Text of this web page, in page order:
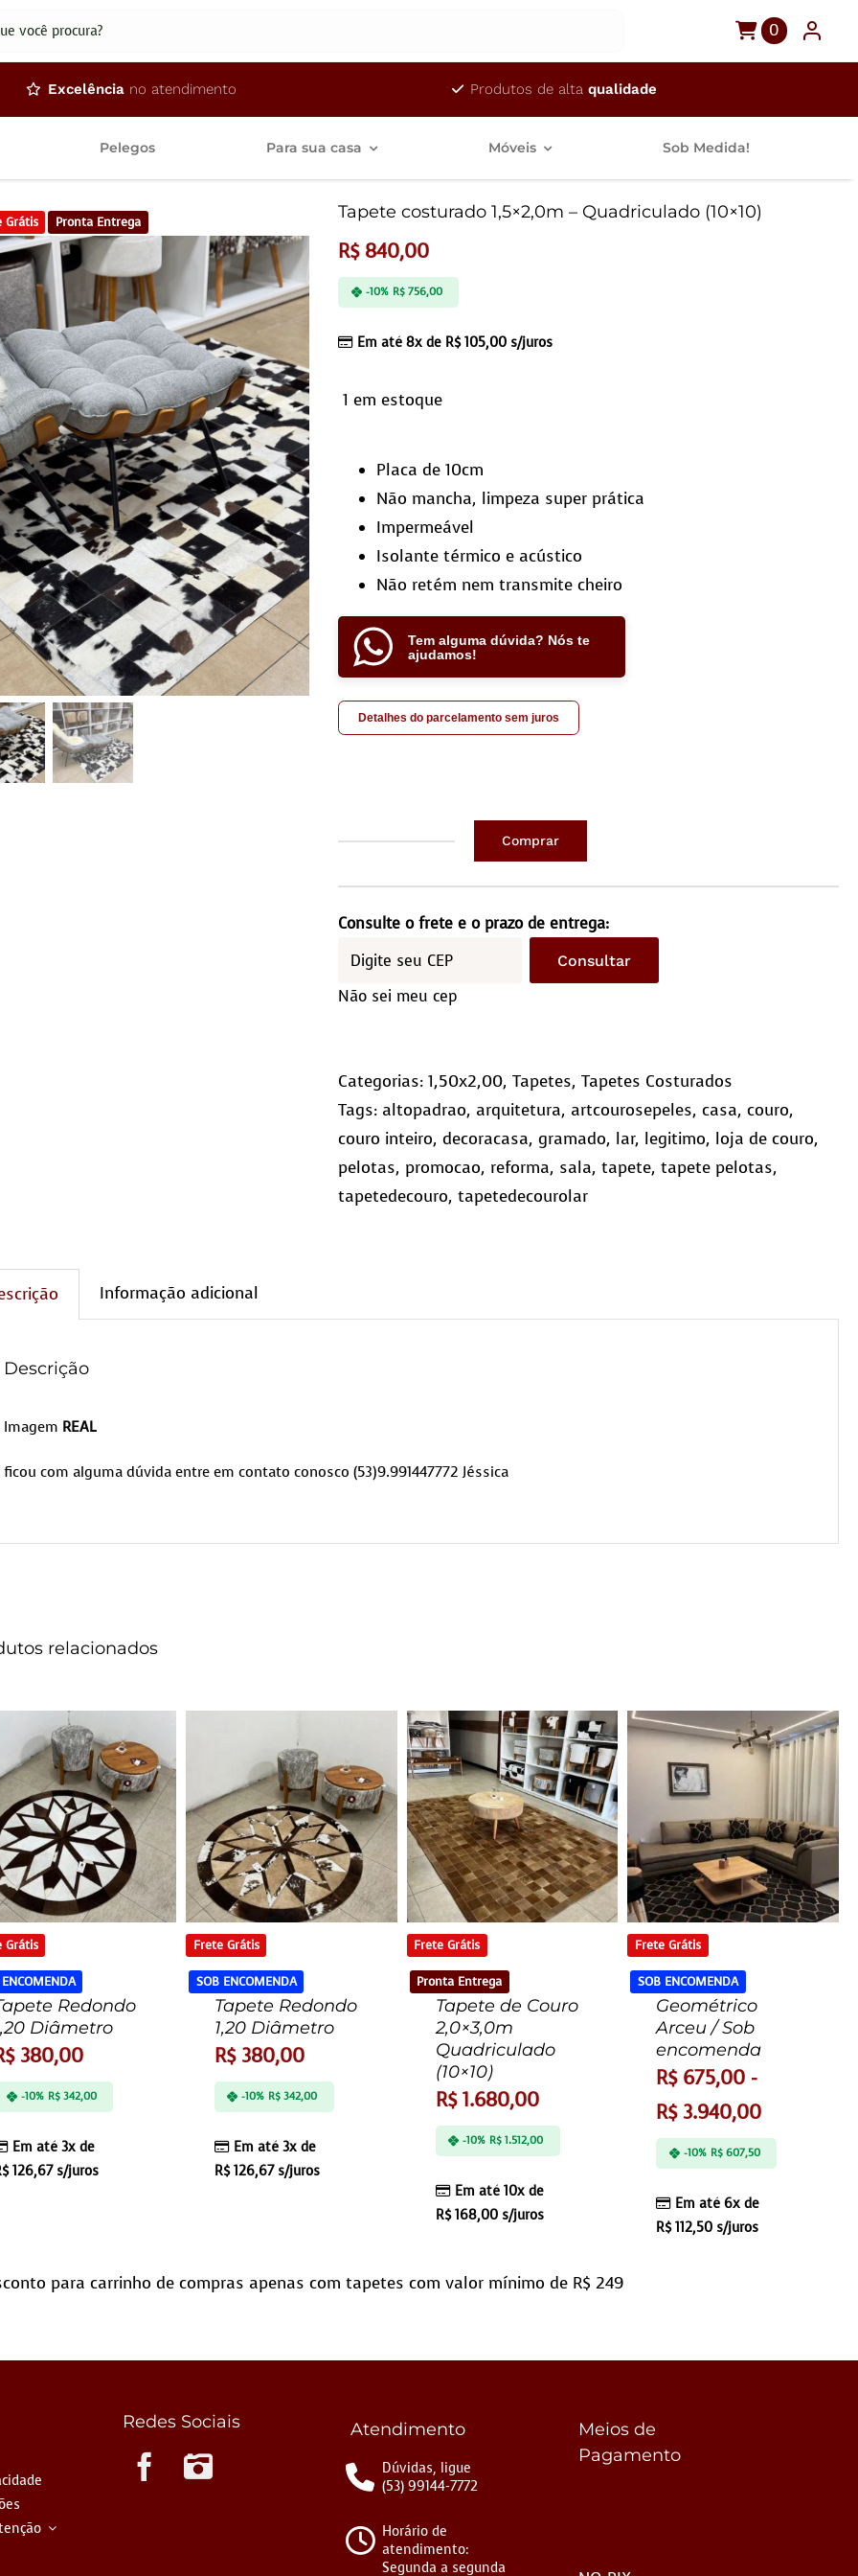
0
Excelência no atendimento Produtos de altaqualidade
Pelegos Para sua casa Móveis Sob Medida!
Grátis Pronta Entrega Tapete costurado 1,5×2,0m – Quadriculado (10×10)
R$840,00
Em até 8x de R$105,00 s/juros
-10% R$756,00
1 em estoque
Placa de 10cm
Não mancha, limpeza super prática
Impermeável
Isolante térmico e acústico
Não retém nem transmite cheiro
Tem alguma dúvida? Nós te
ajudamos!
Detalhes do parcelamento sem juros
costurado
1,5×2,0m
Quadriculado
(10×10)
Comprar
Consulte o frete e o prazo de entrega:
Consultar
Não sei meu cep
Categorias:1,50x2,00,Tapetes,Tapetes Costurados
Tags: altopadrao, arquitetura, artcourosepeles,casa,couro,
couro inteiro,decoracasa,gramado, lar, legitimo, loja de couro,
pelotas, promocao, reforma, sala,tapete,tapete pelotas,
tapetedecouro,tapetedecourolar
Informação adicional
Descrição
Imagem REAL
ficou com alguma dúvida entre em contato conosco (53)9.991447772 Jéssica
relacionados
Grátis
Redondo
Diâmetro
380,00
Em até 3x de
126,67s/juros
-10% R$342,00
Frete Grátis
SOB ENCOMENDA
Tapete Redondo
1,20 Diâmetro
R$380,00
Em até 3x de
R$126,67s/juros
-10% R$ 342,00
Frete Grátis
Pronta Entrega
Tapete de Couro
2,0×3,0m
Quadriculado
(10×10)
R$1.680,00
Em até 10x de
R$168,00s/juros
-10% R$ 1.512,00
Frete Grátis
SOB ENCOMENDA
Geométrico
Arceu / Sob
encomenda
R$675,00 -
R$3.940,00
Em até 6x de
R$112,50 s/juros
-10% R$607,50
para carrinho de compras apenas com tapetes com valor mínimo de R$ 249
Redes Sociais Atendimento
Dúvidas, ligue
(53) 99144-7772
Horário de
atendimento:
Segunda a segunda
Meios de
Pagamento